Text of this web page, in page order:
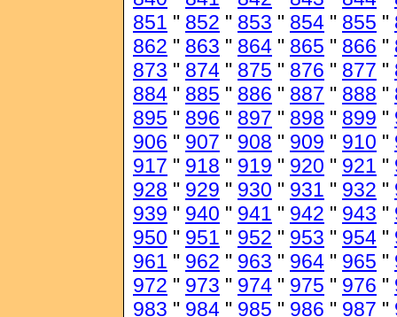
851 " 852 " 853 " 854 " 855 "
862 " 863 " 864 " 865 " 866 "
873 " 874 " 875 " 876 " 877 "
884 " 885 " 886 " 887 " 888 "
895 " 896 " 897 " 898 " 899 "
906 " 907 " 908 " 909 " 910 "
917 " 918 " 919 " 920 " 921 "
928 " 929 " 930 " 931 " 932 "
939 " 940 " 941 " 942 " 943 "
950 " 951 " 952 " 953 " 954 "
961 " 962 " 963 " 964 " 965 "
972 " 973 " 974 " 975 " 976 "
983 " 984 " 985 " 986 " 987 "